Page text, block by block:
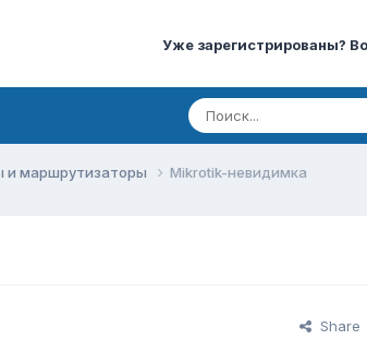
Уже зарегистрированы?
и маршрутизаторы Mikrotik-невидимка
Share